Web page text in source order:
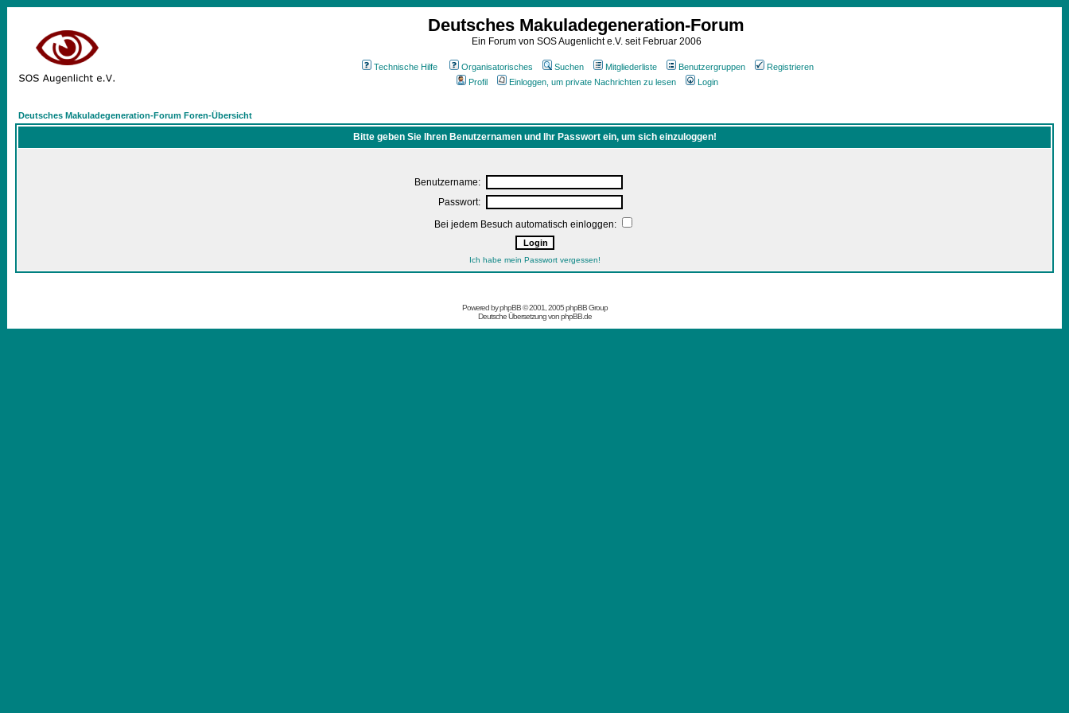
Deutsches Makuladegeneration-Forum
Ein Forum von SOS Augenlicht e.V. seit Februar 2006
Technische Hilfe Organisatorisches Suchen Mitgliederliste Benutzergruppen
Registrieren
Profil
Einloggen, um private Nachrichten zu lesen Login
Deutsches Makuladegeneration-Forum Foren-Übersicht
Bitte geben Sie Ihren Benutzernamen und Ihr Passwort ein, um sich einzuloggen!
Benutzername:
Passwort:
Bei jedem Besuch automatisch einloggen:
Ich habe mein Passwort vergessen!
Powered byphpBB© 2001, 2005 phpBB Group
Deutsche Übersetzung vonphpBB.de